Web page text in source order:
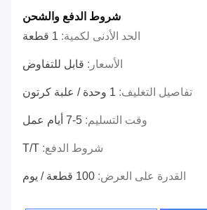
شروط الدفع والشحن
الحد الأدنى لكمية: 1 قطعة
الأسعار: قابل للتفاوض
تفاصيل التغليف: 1 وحدة / علبة كرتون
وقت التسليم: 5-7 أيام عمل
شروط الدفع: T/T
القدرة على العرض: 100 قطعة / يوم